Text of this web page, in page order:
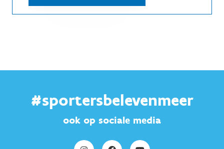
#sportersbelevenmeer
ook op sociale media